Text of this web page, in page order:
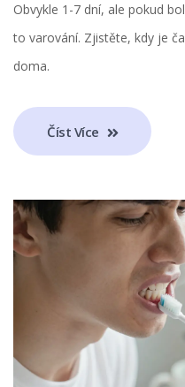
Obvykle 1-7 dní, ale pokud
to varování. Zjistěte, kdy je
doma.
Číst Více